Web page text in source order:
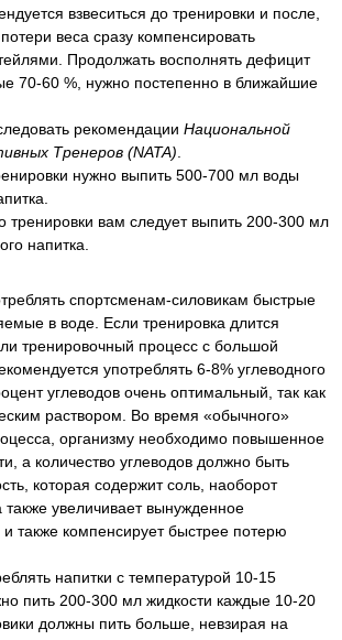
взвеситься до тренировки и после,
веса сразу компенсировать
Продолжать восполнять дефицит
70-60 %, нужно постепенно в ближайшие
рекомендации Национальной
Тренеров (NATA)
нужно выпить 500-700 мл воды
тренировки вам следует выпить 200-300 мл
напитка.
спортсменам-силовикам быстрые
в воде. Если тренировка длится
тренировочный процесс с большой
употреблять 6-8% углеводного
углеводов очень оптимальный, так как
раствором. Во время «обычного»
организму необходимо повышенное
а количество углеводов должно быть
которая содержит соль, наоборот
также увеличивает вынужденное
также компенсирует быстрее потерю
напитки с температурой 10-15
пить 200-300 мл жидкости каждые 10-20
должны пить больше, невзирая на